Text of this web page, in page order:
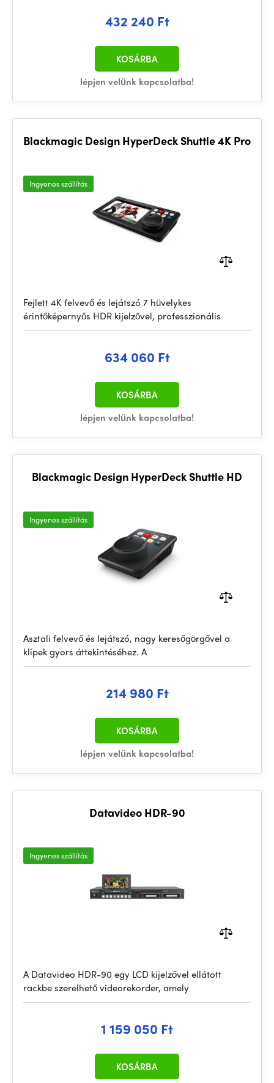
432 240 Ft
lépjen velünk kapcsolatba!
KOSÁRBA
Blackmagic Design HyperDeck Shuttle 4K Pro
Ingyenes szállítás
Fejlett 4K felvevő és lejátszó 7 hüvelykes
érintőképernyős HDR kijelzővel, professzionális
634 060 Ft
lépjen velünk kapcsolatba!
KOSÁRBA
Blackmagic Design HyperDeck Shuttle HD
Ingyenes szállítás
Asztali felvevő és lejátszó, nagy keresőgörgővel a
klipek gyors áttekintéséhez. A
214 980 Ft
lépjen velünk kapcsolatba!
KOSÁRBA
Datavideo HDR-90
Ingyenes szállítás
A Datavideo HDR-90 egy LCD kijelzővel ellátott
rackbe szerelhető videorekorder, amely
1 159 050 Ft
KOSÁRBA